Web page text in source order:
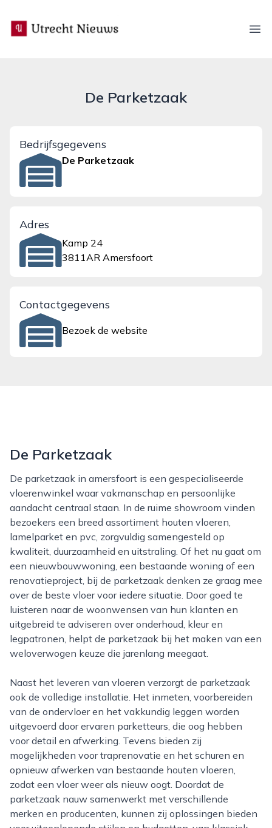
utrecht-nieuws.nl
De Parketzaak
Bedrijfsgegevens
De Parketzaak
Adres
Kamp 24
3811AR Amersfoort
Contactgegevens
Bezoek de website
De Parketzaak
De parketzaak in amersfoort is een gespecialiseerde
vloerenwinkel waar vakmanschap en persoonlijke
aandacht centraal staan. In de ruime showroom vinden
bezoekers een breed assortiment houten vloeren,
lamelparket en pvc, zorgvuldig samengesteld op
kwaliteit, duurzaamheid en uitstraling. Of het nu gaat om
een nieuwbouwwoning, een bestaande woning of een
renovatieproject, bij de parketzaak denken ze graag mee
over de beste vloer voor iedere situatie. Door goed te
luisteren naar de woonwensen van hun klanten en
uitgebreid te adviseren over onderhoud, kleur en
legpatronen, helpt de parketzaak bij het maken van een
weloverwogen keuze die jarenlang meegaat.
Naast het leveren van vloeren verzorgt de parketzaak
ook de volledige installatie. Het inmeten, voorbereiden
van de ondervloer en het vakkundig leggen worden
uitgevoerd door ervaren parketteurs, die oog hebben
voor detail en afwerking. Tevens bieden zij
mogelijkheden voor traprenovatie en het schuren en
opnieuw afwerken van bestaande houten vloeren,
zodat een vloer weer als nieuw oogt. Doordat de
parketzaak nauw samenwerkt met verschillende
merken en producenten, kunnen zij oplossingen bieden